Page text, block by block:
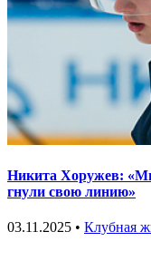
Никита Хоружев:
гнули свою линию»
03.11.2025 • Клубная